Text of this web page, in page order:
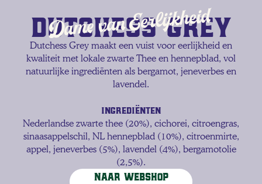
Dutchess grey
Dame van Eerlijkheid
Dutchess Grey maakt een vuist voor eerlijkheid en
kwaliteit met lokale zwarte Thee en hennepblad, vol
natuurlijke ingrediënten als bergamot, jeneverbes en
lavendel.
Ingrediënten
Nederlandse zwarte thee (20%), cichorei, citroengras,
sinaasappelschil, NL hennepblad (10%), citroenmirte,
appel, jeneverbes (5%), lavendel (4%), bergamotolie
(2,5%).
Naar webshop